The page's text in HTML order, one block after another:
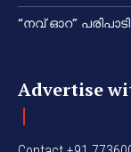
“നവ് ഓറ”
Advertise